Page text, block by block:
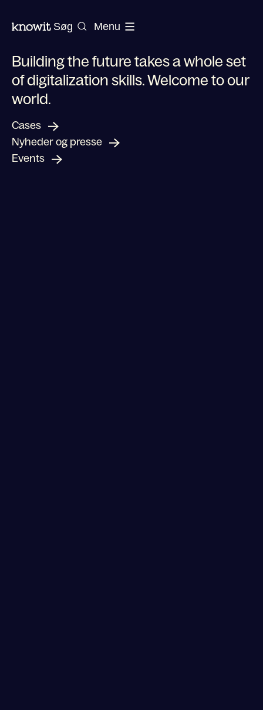
Til Knowits hjemmeside
Søg Menu
Building the future takes a whole set
of digitalization skills. Welcome to our
world.
Shaping a new future for your
Cases
Nyheder og presse
Events